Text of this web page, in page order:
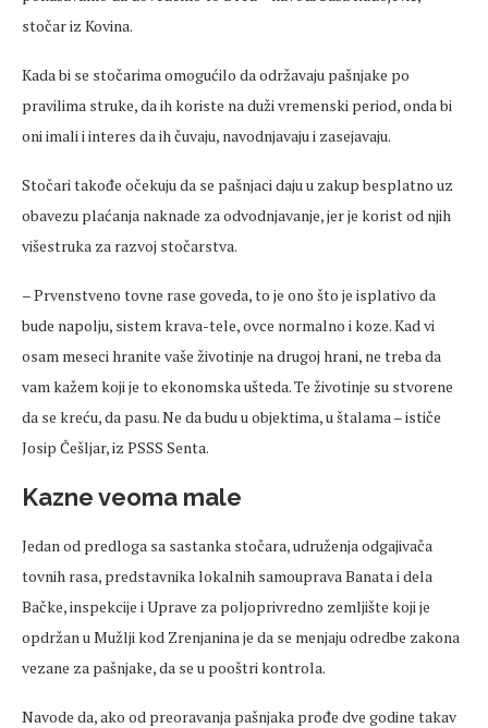
stočar iz Kovina.
Kada bi se stočarima omogućilo da održavaju pašnjake po
pravilima struke, da ih koriste na duži vremenski period, onda bi
oni imali i interes da ih čuvaju, navodnjavaju i zasejavaju.
Stočari takođe očekuju da se pašnjaci daju u zakup besplatno uz
obavezu plaćanja naknade za odvodnjavanje, jer je korist od njih
višestruka za razvoj stočarstva.
– Prvenstveno tovne rase goveda, to je ono što je isplativo da
bude napolju, sistem krava-tele, ovce normalno i koze. Kad vi
osam meseci hranite vaše životinje na drugoj hrani, ne treba da
vam kažem koji je to ekonomska ušteda. Te životinje su stvorene
da se kreću, da pasu. Ne da budu u objektima, u štalama – ističe
Josip Češljar, iz PSSS Senta.
Kazne veoma male
Jedan od predloga sa sastanka stočara, udruženja odgajivača
tovnih rasa, predstavnika lokalnih samouprava Banata i dela
Bačke, inspekcije i Uprave za poljoprivredno zemljište koji je
opdržan u Mužlji kod Zrenjanina je da se menjaju odredbe zakona
vezane za pašnjake, da se u pooštri kontrola.
Navode da, ako od preoravanja pašnjaka prođe dve godine takav